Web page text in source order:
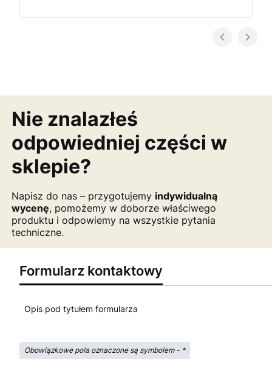
Nie znalazłeś
odpowiedniej części w
sklepie?
Napisz do nas – przygotujemy indywidualną
wycenę, pomożemy w doborze właściwego
produktu i odpowiemy na wszystkie pytania
techniczne.
Formularz kontaktowy
Opis pod tytułem formularza
Obowiązkowe pola oznaczone są symbolem - *